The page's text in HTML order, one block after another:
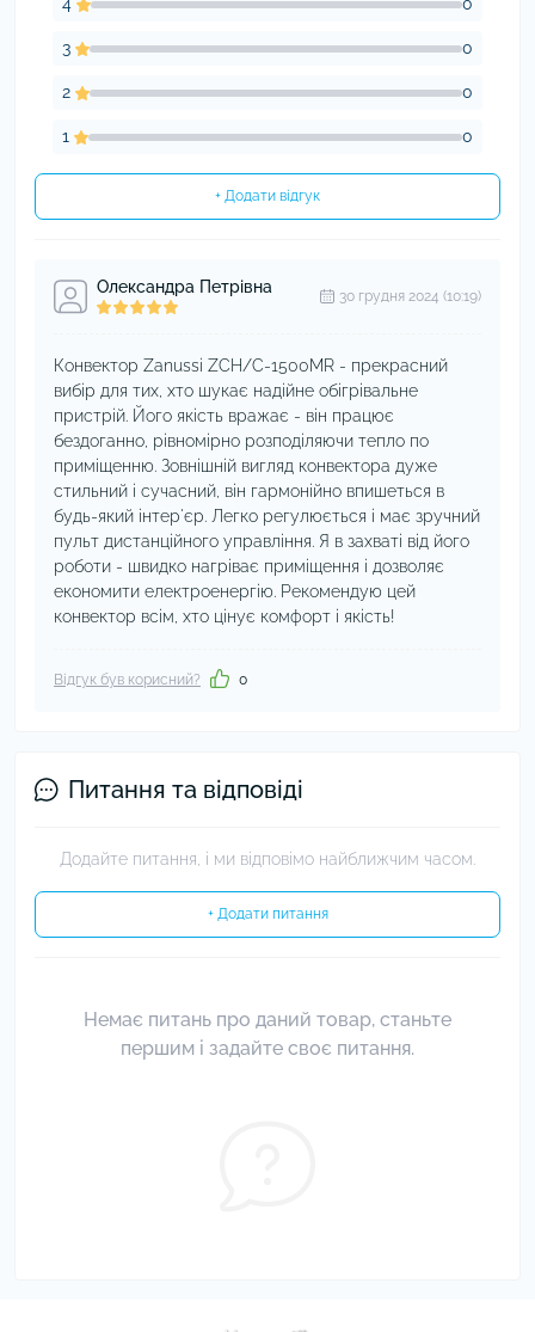
3 0
2 0
1 0
+ Додати відгук
Олександра Петрівна 30 грудня 2024 (10:19)
Конвектор Zanussi ZCH/C-1500MR - прекрасний
вибір для тих, хто шукає надійне обігрівальне
пристрій. Його якість вражає - він працює
бездоганно, рівномірно розподіляючи тепло по
приміщенню. Зовнішній вигляд конвектора дуже
стильний і сучасний, він гармонійно впишеться в
будь-який інтер'єр. Легко регулюється і має зручний
пульт дистанційного управління. Я в захваті від його
роботи - швидко нагріває приміщення і дозволяє
економити електроенергію. Рекомендую цей
конвектор всім, хто цінує комфорт і якість!
Відгук був корисний? 0
Питання та відповіді
Додайте питання, і ми відповімо найближчим часом.
+ Додати питання
Немає питань про даний товар, станьте
першим і задайте своє питання.